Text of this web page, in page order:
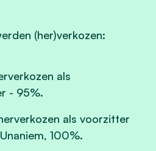
(her)verkozen:
als
- 95%.
als voorzitter
100%.